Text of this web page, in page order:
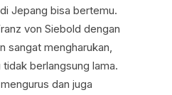
Jepang bisa bertemu.
von Siebold dengan
sangat mengharukan,
berlangsung lama.
dan juga